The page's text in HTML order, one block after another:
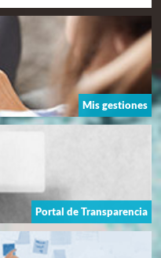
Mis gestiones
Portal de Transparencia